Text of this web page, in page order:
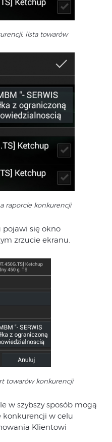
lista towarów
raporcie konkurencji
pojawi się okno
zrzucie ekranu.
towarów konkurencji
w szybszy sposób mogą
konkurencji w celu
Klientowi